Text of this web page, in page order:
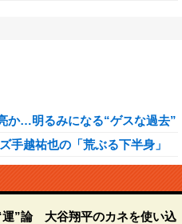
か…明るみになる“ゲスな過去”
手越祐也の「荒ぶる下半身」
運”論 大谷翔平のカネを使い込